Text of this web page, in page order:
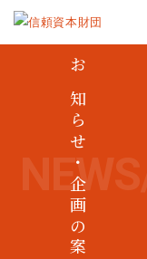
お知らせ・企画の案内